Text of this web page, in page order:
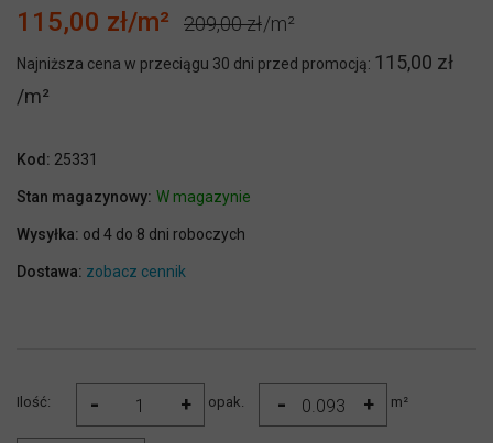
115,00 zł 209,00 zł
Najniższa cena w przeciągu 30 dni przed promocją: 115,00 zł
Kod: 25331
Stan magazynowy: W magazynie
Wysyłka: od 4 do 8 dni roboczych
Dostawa: zobacz cennik
Ilość: - + opak. - + m²